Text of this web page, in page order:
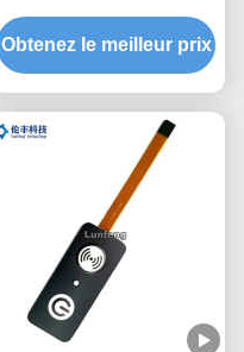
adapté le contact à
membrane aux besoins
du client de FPC avec
Obtenez le meilleur prix